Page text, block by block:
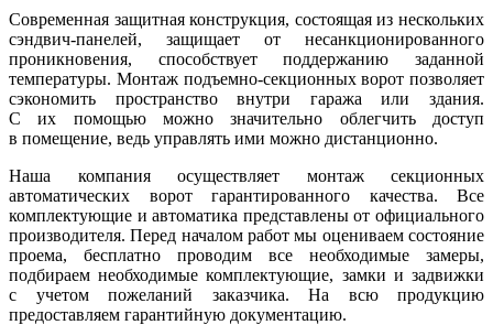
Современная защитная конструкция, состоящая из нескольких
сэндвич-панелей, защищает от несанкционированного
проникновения, способствует поддержанию заданной
температуры. Монтаж подъемно-секционных ворот позволяет
сэкономить пространство внутри гаража или здания.
С их помощью можно значительно облегчить доступ
в помещение, ведь управлять ими можно дистанционно.
Наша компания осуществляет монтаж секционных
автоматических ворот гарантированного качества. Все
комплектующие и автоматика представлены от официального
производителя. Перед началом работ мы оцениваем состояние
проема, бесплатно проводим все необходимые замеры,
подбираем необходимые комплектующие, замки и задвижки
с учетом пожеланий заказчика. На всю продукцию
предоставляем гарантийную документацию.